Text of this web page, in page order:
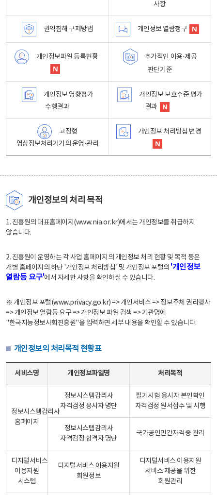
사항
권익침해 구제방법 개인정보 열람청구
개인정보파일 등록현황
추가적인 이용·제공
판단기준
개인정보 영향평가
수행결과
개인정보 보호수준 평가
결과
고정형
영상정보처리기기의 운영·관리
개인정보 처리방침 변경
개인정보의 처리 목적
1. 진흥원의 대표홈페이지(www.nia.or.kr)에서는 개인정보를 취급하지
않습니다.
2. 진흥원이 운영하는 각 사업 홈페이지의 개인정보 처리 현황 및 목적 등은
개별 홈페이지의 하단 '개인정보 처리방침' 및 개인정보 포털의 '개인정보
열람등 요구'에서 자세한 사항을 확인하실 수 있습니다.
※ 개인정보 포털(www.privacy.go.kr) => 개인서비스 => 정보주체 권리행사
=> 개인정보 열람등 요구 => 개인정보 파일 검색 => 기관명에
"한국지능정보사회진흥원"을 입력하면 세부 내용을 확인할 수 있습니다.
개인정보의 처리목적 현황표
서비스명 개인정보파일명 처리목적
정보시스템감리사
홈페이지
정보시스템감리사
자격검정 응시자 명단
필기시험 응시자 본인확인
자격검정 원서접수 및 시행
정보시스템감리사
자격검정 합격자 명단
국가공인민간자격증 관리
디지털서비스
이용지원
시스템
디지털서비스 이용지원
회원정보
디지털서비스 이용지원
서비스 제공을 위한
회원관리